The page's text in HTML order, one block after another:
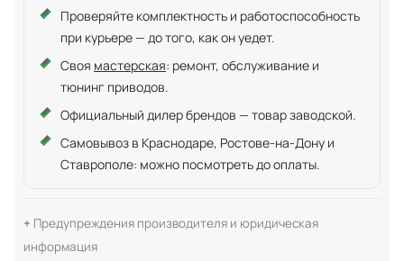
Проверяйте комплектность и работоспособность
при курьере — до того, как он уедет.
Своя мастерская: ремонт, обслуживание и
тюнинг приводов.
Официальный дилер брендов — товар заводской.
Самовывоз в Краснодаре, Ростове-на-Дону и
Ставрополе: можно посмотреть до оплаты.
Предупреждения производителя и юридическая
информация